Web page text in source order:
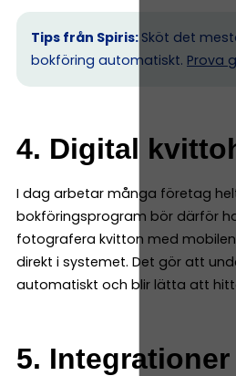
Tips från Spiris: Sköt det
bokföring automatiskt. Prova
4. Digital
I dag arbetar många företag
bokföringsprogram bör därför
fotografera kvitton med
direkt i systemet. Det gör att
automatiskt och blir lätta att
5.